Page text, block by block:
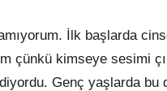
İlk başlarda
çünkü kimseye sesimi
Genç yaşlarda bu